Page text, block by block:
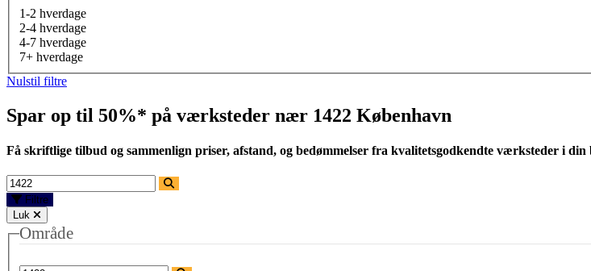
1-2 hverdage
2-4 hverdage
4-7 hverdage
7+ hverdage
Nulstil filtre
Spar op til 50%* på værksteder nær 1422 København
Få skriftlige tilbud og sammenlign priser, afstand, og bedømmelser fra kvalitetsgodkendte værksteder i din
Filtre
Luk
Område